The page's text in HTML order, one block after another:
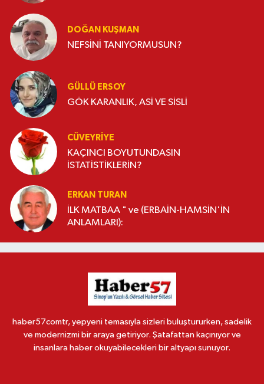
DOĞAN KUŞMAN
NEFSİNİ TANIYORMUSUN?
GÜLLÜ ERSOY
GÖK KARANLIK, ASİ VE SİSLİ
CÜVEYRIYE
KAÇINCI BOYUTUNDASIN
İSTATİSTİKLERİN?
ERKAN TURAN
İLK MATBAA " ve (ERBAİN-HAMSİN'İN
ANLAMLARI):
haber57comtr, yepyeni temasıyla sizleri buluştururken, sadelik
ve modernizmi bir araya getiriyor. Şatafattan kaçınıyor ve
insanlara haber okuyabilecekleri bir altyapı sunuyor.